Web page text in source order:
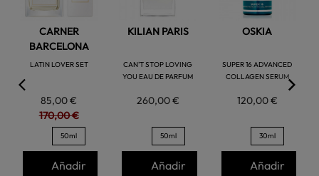
CARNER
BARCELONA
LATIN LOVER SET
85,00 €
170,00 €
50ml
Añadir
KILIAN PARIS
CAN'T STOP LOVING
YOU EAU DE PARFUM
260,00 €
50ml
Añadir
OSKIA
SUPER 16 ADVANCED
COLLAGEN SERUM
120,00 €
30ml
Añadir